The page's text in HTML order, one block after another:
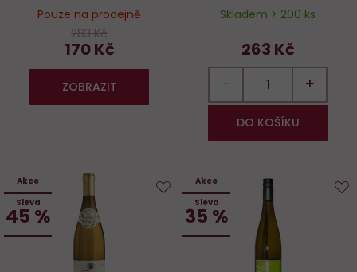
Pouze na prodejně
283 Kč
170 Kč
ZOBRAZIT
Skladem > 200 ks
263 Kč
− +
DO KOŠÍKU
Akce
Sleva
45 %
oblíbených
Akce
Sleva
35 %